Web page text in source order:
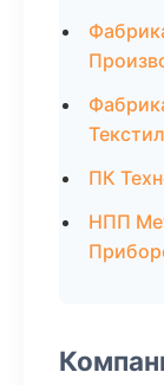
ПК
НПП